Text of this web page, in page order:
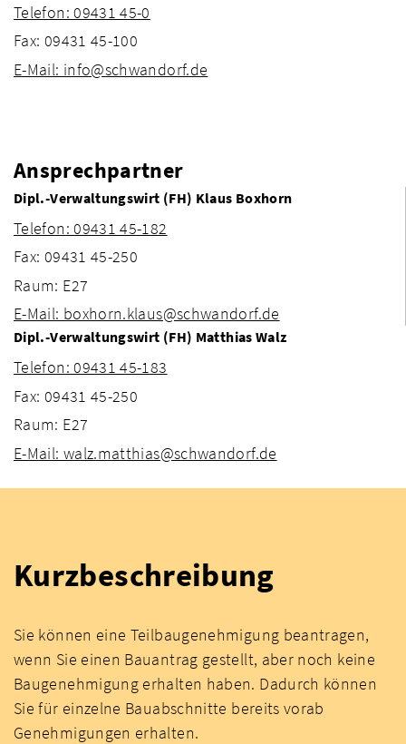
Telefon: 09431 45-0
Fax: 09431 45-100
E-Mail: info@schwandorf.de
Ansprechpartner
Dipl.-Verwaltungswirt (FH) Klaus Boxhorn
Telefon: 09431 45-182
Fax: 09431 45-250
Raum: E27
E-Mail: boxhorn.klaus@schwandorf.de
Dipl.-Verwaltungswirt (FH) Matthias Walz
Telefon: 09431 45-183
Fax: 09431 45-250
Raum: E27
E-Mail: walz.matthias@schwandorf.de
Kurzbeschreibung
Sie können eine Teilbaugenehmigung beantragen,
wenn Sie einen Bauantrag gestellt, aber noch keine
Baugenehmigung erhalten haben. Dadurch können
Sie für einzelne Bauabschnitte bereits vorab
Genehmigungen erhalten.